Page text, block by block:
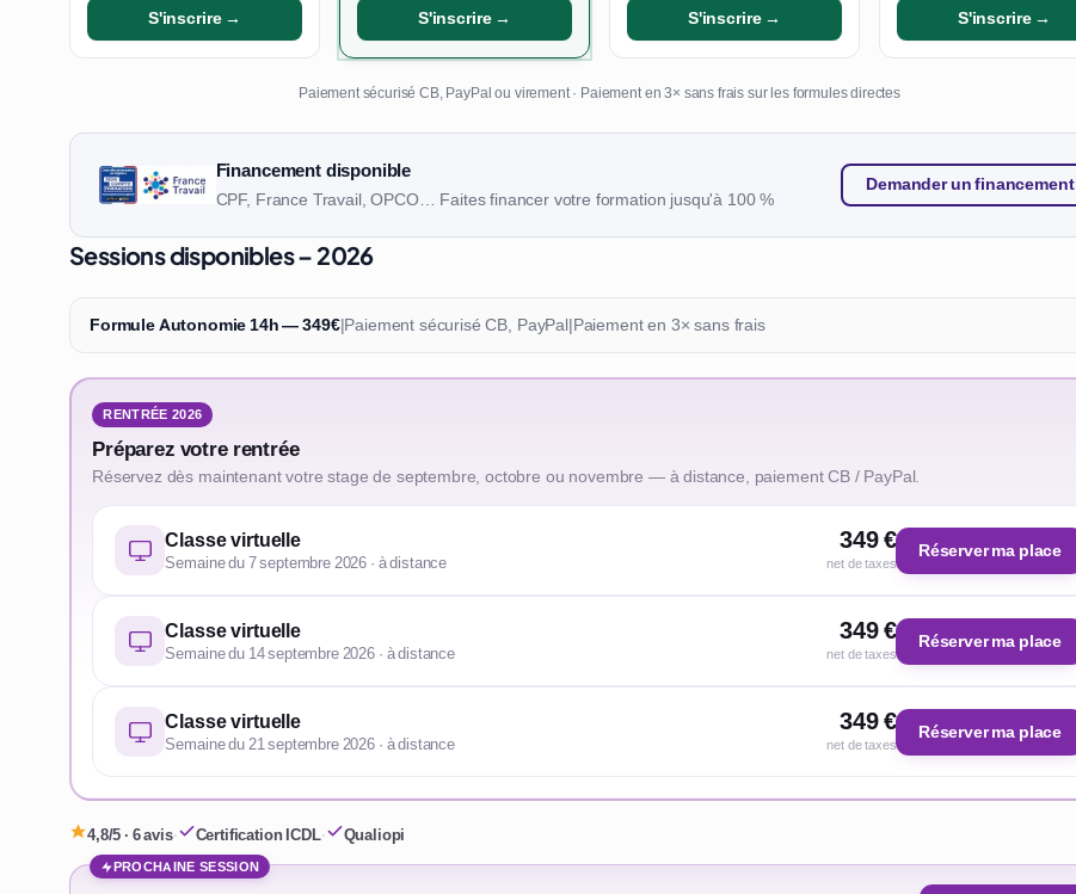
S'inscrire → S'inscrire → S'inscrire → S'inscrire →
Paiement sécurisé CB, PayPal ou virement · Paiement en 3× sans frais sur les formules directes
Financement disponible
CPF, France Travail, OPCO… Faites financer votre formation jusqu'à 100 %
Demander un financement
Sessions disponibles – 2026
Formule Autonomie 14h — 349€|Paiement sécurisé CB, PayPal|Paiement en 3× sans frais
RENTRÉE 2026
Préparez votre rentrée
Réservez dès maintenant votre stage de septembre, octobre ou novembre — à distance, paiement CB / PayPal.
Classe virtuelle
Semaine du 7 septembre 2026 · à distance
349 €
net de taxes
Réserver ma place
Classe virtuelle
Semaine du 14 septembre 2026 · à distance
349 €
net de taxes
Réserver ma place
Classe virtuelle
Semaine du 21 septembre 2026 · à distance
349 €
net de taxes
Réserver ma place
4,8/5 · 6 avis· Certification ICDL· Qualiopi
PROCHAINE SESSION